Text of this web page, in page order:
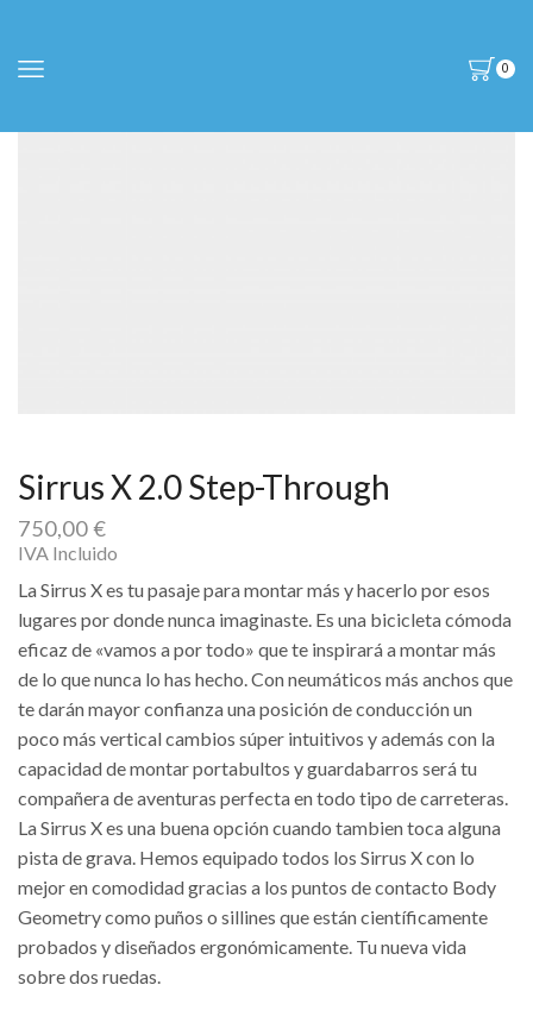
0
Sirrus X 2.0 Step-Through
750,00€
IVA Incluido
La Sirrus X es tu pasaje para montar más y hacerlo por esos
lugares por donde nunca imaginaste. Es una bicicleta cómoda
eficaz de «vamos a por todo» que te inspirará a montar más
de lo que nunca lo has hecho. Con neumáticos más anchos que
te darán mayor confianza una posición de conducción un
poco más vertical cambios súper intuitivos y además con la
capacidad de montar portabultos y guardabarros será tu
compañera de aventuras perfecta en todo tipo de carreteras.
La Sirrus X es una buena opción cuando tambien toca alguna
pista de grava. Hemos equipado todos los Sirrus X con lo
mejor en comodidad gracias a los puntos de contacto Body
Geometry como puños o sillines que están científicamente
probados y diseñados ergonómicamente. Tu nueva vida
sobre dos ruedas.